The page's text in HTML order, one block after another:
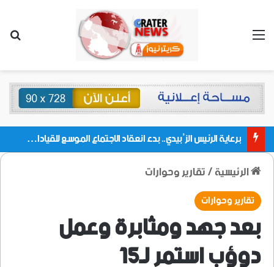
القائمة
برعاية الرئيس الزُبيدي.. بدء انعقاد الاجتماع الموسع للقيادات المحلية بالعاصمة ولمديريات وكتل مجلس العموم ومنسقيات الجامعة بالعاصمة عدن
الرئيسية/تقارير وحوارات
تقارير وحوارات
بعد جهد ومثابرة وعمل